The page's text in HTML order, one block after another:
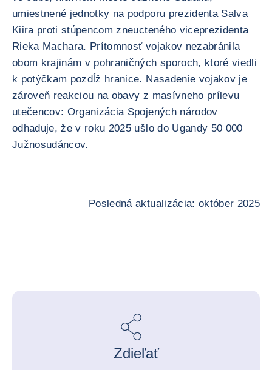
umiestnené jednotky na podporu prezidenta Salva
Kiira proti stúpencom zneucteného viceprezidenta
Rieka Machara. Prítomnosť vojakov nezabránila
obom krajinám v pohraničných sporoch, ktoré viedli
k potýčkam pozdĺž hranice. Nasadenie vojakov je
zároveň reakciou na obavy z masívneho prílevu
utečencov: Organizácia Spojených národov
odhaduje, že v roku 2025 ušlo do Ugandy 50 000
Južnosudáncov.
Posledná aktualizácia: október 2025
Zdieľať